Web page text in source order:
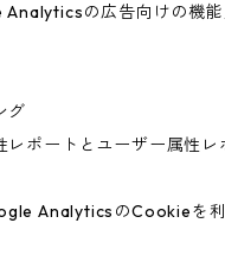
Analyticsの広告向けの機
グ
ポートとユーザー属性レ
AnalyticsのCookieを